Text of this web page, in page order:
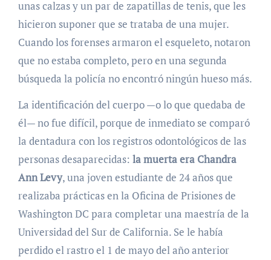
unas calzas y un par de zapatillas de tenis, que les
hicieron suponer que se trataba de una mujer.
Cuando los forenses armaron el esqueleto, notaron
que no estaba completo, pero en una segunda
búsqueda la policía no encontró ningún hueso más.
La identificación del cuerpo —o lo que quedaba de
él— no fue difícil, porque de inmediato se comparó
la dentadura con los registros odontológicos de las
personas desaparecidas: la muerta era Chandra
Ann Levy, una joven estudiante de 24 años que
realizaba prácticas en la Oficina de Prisiones de
Washington DC para completar una maestría de la
Universidad del Sur de California. Se le había
perdido el rastro el 1 de mayo del año anterior